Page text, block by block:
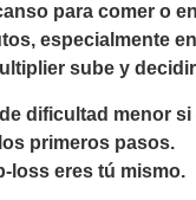
para comer o
especialmente
sube y
dificultad menor
primeros pasos.
eres tú mismo.